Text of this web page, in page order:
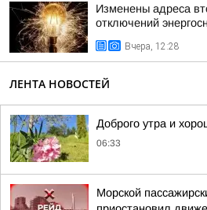
Изменены адреса
отключений
Вчера, 12:28
ЛЕНТА НОВОСТЕЙ
Доброго утра и
06:33
Морской